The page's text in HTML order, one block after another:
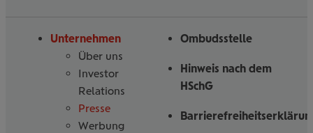
Unternehmen
Über uns
Investor
Relations
Presse
Werbung
Ombudsstelle
Hinweis nach dem
HSchG
uns